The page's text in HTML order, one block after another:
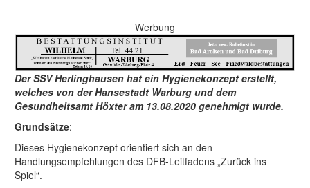
Werbung
Der SSV Herlinghausen hat ein Hygienekonzept erstellt,
welches von der Hansestadt Warburg und dem
Gesundheitsamt Höxter am 13.08.2020 genehmigt wurde.
Grundsätze:
Dieses Hygienekonzept orientiert sich an den
Handlungsempfehlungen des DFB-Leitfadens „Zurück ins
Spiel“.